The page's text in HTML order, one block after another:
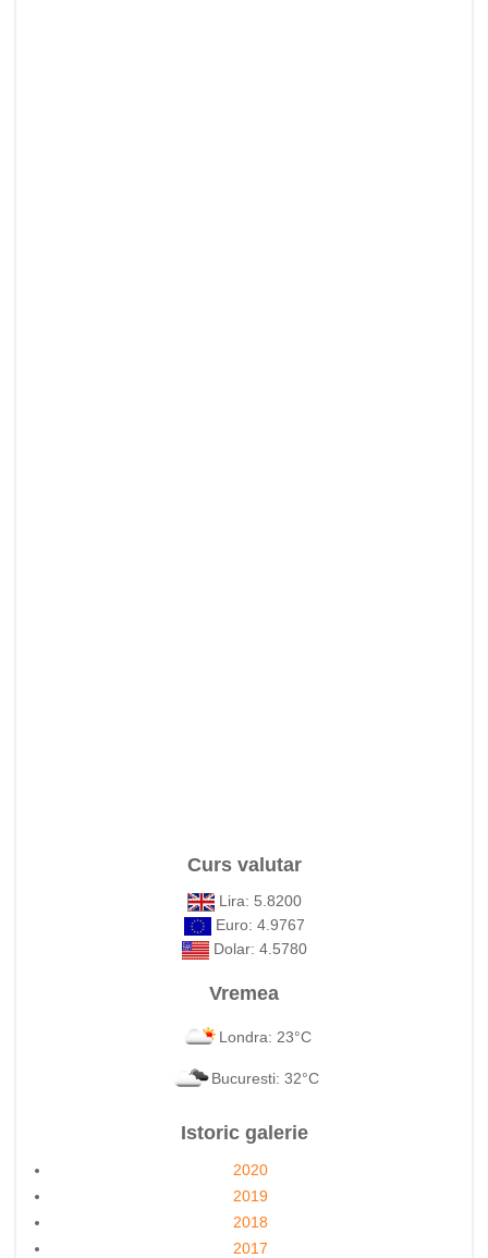
Curs valutar
Lira: 5.8200
Euro: 4.9767
Dolar: 4.5780
Vremea
Londra: 23°C
Bucuresti: 32°C
Istoric galerie
2020
2019
2018
2017